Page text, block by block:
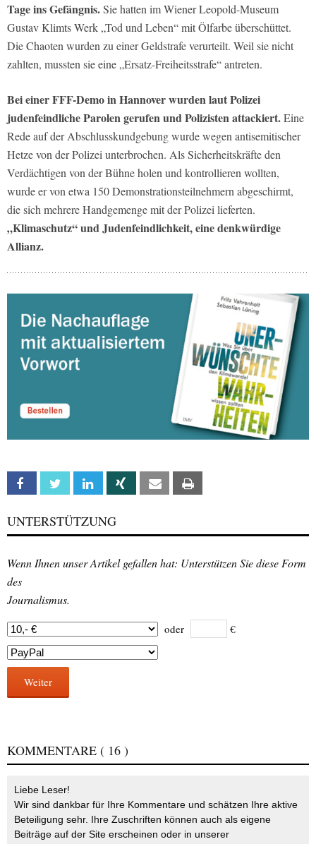
Tage ins Gefängnis.Sie hatten im Wiener Leopold-Museum
Gustav Klimts Werk „Tod und Leben“ mit Ölfarbe überschüttet.
Die Chaoten wurden zu einer Geldstrafe verurteilt. Weil sie nicht
zahlten, mussten sie eine „Ersatz-Freiheitsstrafe“ antreten.
Bei einer FFF-Demo in Hannover wurden laut Polizei
judenfeindliche Parolen gerufen und Polizisten attackiert.Eine
Rede auf der Abschlusskundgebung wurde wegen antisemitischer
Hetze von der Polizei unterbrochen. Als Sicherheitskräfte den
Verdächtigen von der Bühne holen und kontrollieren wollten,
wurde er von etwa 150 Demonstrationsteilnehmern abgeschirmt,
die sich mehrere Handgemenge mit der Polizei lieferten.
„Klimaschutz“ und Judenfeindlichkeit, eine denkwürdige
Allianz.
Facebook Twitter Linkedin Xing Email
UNTERSTÜTZUNG
Wenn Ihnen unser Artikel gefallen hat: Unterstützen Sie diese Form
des
Journalismus.
oder €
Weiter
KOMMENTARE ( 16 )
Liebe Leser!
Wir sind dankbar für Ihre Kommentare und schätzen Ihre aktive
Beteiligung sehr. Ihre Zuschriften können auch als eigene
Beiträge auf der Site erscheinen oder in unserer